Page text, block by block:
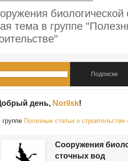
биологической
тема в группе
Подписки
день, Norilsk!
группе Полезные статьи о строительстве
Сооружения
сточных вод